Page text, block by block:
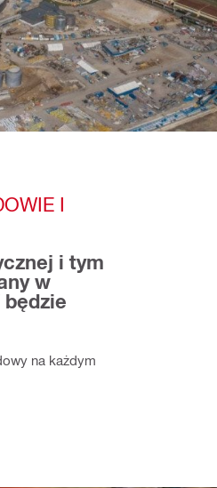
I
i tym
w
na każdym